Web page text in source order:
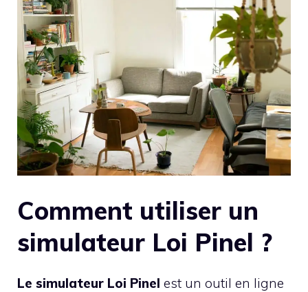
Comment utiliser un
simulateur Loi Pinel ?
Le simulateur Loi Pinel est un outil en ligne